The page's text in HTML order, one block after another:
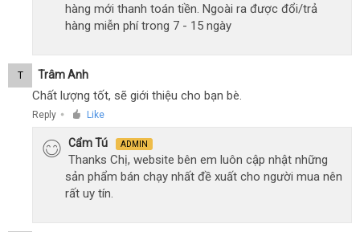
hàng mới thanh toán tiền. Ngoài ra được đổi/trả
hàng miễn phí trong 7 - 15 ngày
T Trâm Anh
Chất lượng tốt, sẽ giới thiệu cho bạn bè.
Reply ● Like
Cẩm Tú ADMIN
Thanks Chị, website bên em luôn cập nhật những
sản phẩm bán chạy nhất đề xuất cho người mua nên
rất uy tín.